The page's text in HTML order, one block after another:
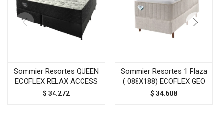
Sommier Resortes QUEEN
ECOFLEX RELAX ACCESS
$ 34.272
Sommier Resortes 1 Plaza
( 088X188) ECOFLEX GEO
$ 34.608